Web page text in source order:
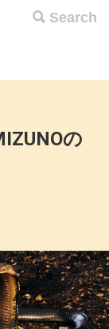
Search
の